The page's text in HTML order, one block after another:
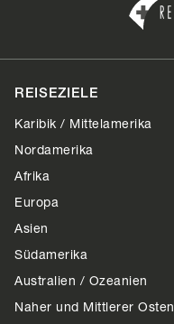
REISEZIELE
Karibik / Mittelamerika
Nordamerika
Afrika
Europa
Asien
Südamerika
Australien / Ozeanien
Naher und Mittlerer Osten